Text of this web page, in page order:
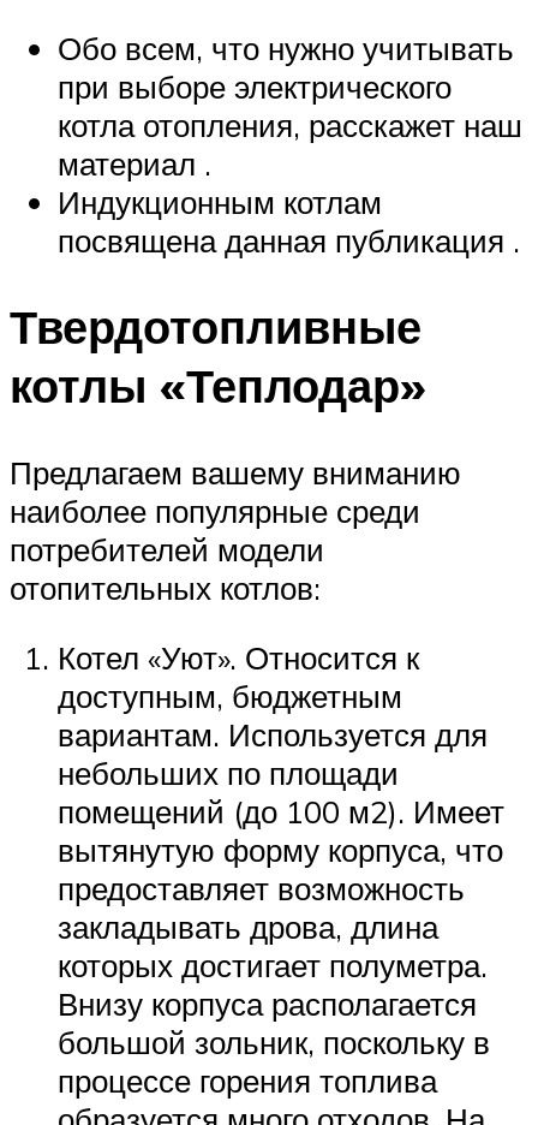
Обо всем, что нужно учитывать
при выборе электрического
котла отопления, расскажет наш
материал .
Индукционным котлам
посвящена данная публикация .
Твердотопливные
котлы «Теплодар»
Предлагаем вашему вниманию
наиболее популярные среди
потребителей модели
отопительных котлов:
Котел «Уют». Относится к
доступным, бюджетным
вариантам. Используется для
небольших по площади
помещений (до 100 м2). Имеет
вытянутую форму корпуса, что
предоставляет возможность
закладывать дрова, длина
которых достигает полуметра.
Внизу корпуса располагается
большой зольник, поскольку в
процессе горения топлива